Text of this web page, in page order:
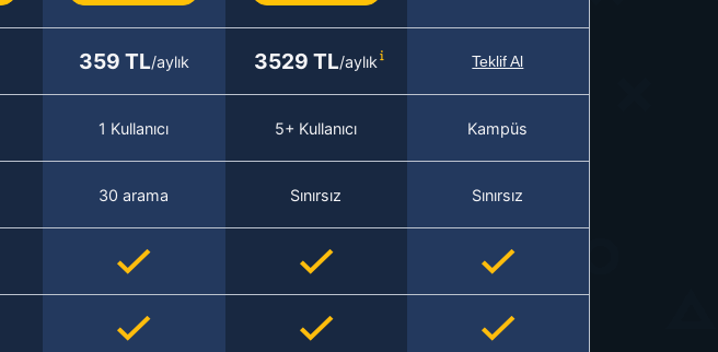
359 TL/aylık 3529 TL/aylık Teklif Al
1 Kullanıcı 5+ Kullanıcı Kampüs
30 arama Sınırsız Sınırsız